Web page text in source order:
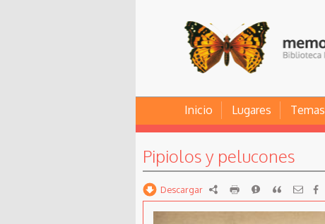
Inicio Lugares Temas
Pipiolos y pelucones
Descargar RDF imprimirReportarCitar